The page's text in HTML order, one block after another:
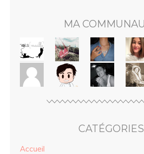
MA
CATÉGORIES
Accueil